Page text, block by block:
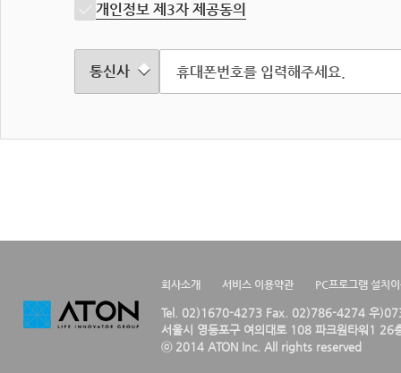
개인정보 제3자 제공동의
회사소개 서비스 이용약관 PC프로그램 설치
Tel. 02)1670-4273 Fax. 02)786-4274 우
서울시 영등포구 여의대로 108 파크원타워1 26
ⓒ 2014 ATON Inc. All rights reserved